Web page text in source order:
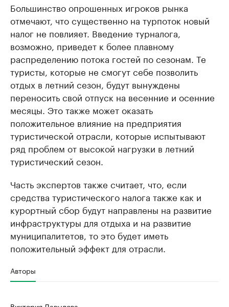
Большинство опрошенных игроков рынка
отмечают, что существенно на турпоток новый
налог не повлияет. Введение турналога,
возможно, приведет к более плавному
распределению потока гостей по сезонам. Те
туристы, которые не смогут себе позволить
отдых в летний сезон, будут вынуждены
переносить свой отпуск на весенние и осенние
месяцы. Это также может оказать
положительное влияние на предприятия
туристической отрасли, которые испытывают
ряд проблем от высокой нагрузки в летний
туристический сезон.
Часть экспертов также считает, что, если
средства туристического налога также как и
курортный сбор будут направлены на развитие
инфраструктуры для отдыха и на развитие
муниципалитетов, то это будет иметь
положительный эффект для отрасли.
Авторы